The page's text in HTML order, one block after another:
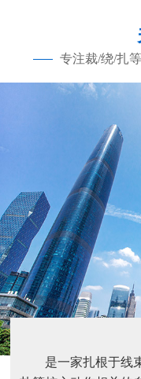
专注裁/绕/扎
是一家扎根于线束